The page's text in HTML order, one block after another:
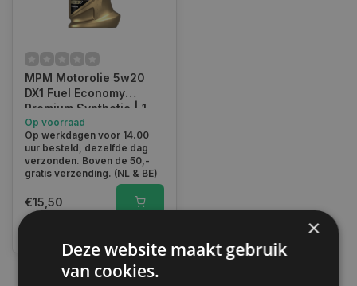
MPM Motorolie 5w20
DX1 Fuel Economy
Premium Synthetic | 1
Liter | 05001DX1-FE
Op voorraad
Op werkdagen voor 14.00
uur besteld, dezelfde dag
verzonden. Boven de 50,-
gratis verzending. (NL & BE)
€15,50
×
Deze website maakt gebruik
van cookies.